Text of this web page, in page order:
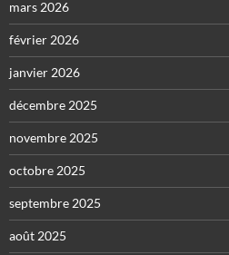
mars 2026
février 2026
janvier 2026
décembre 2025
novembre 2025
octobre 2025
septembre 2025
août 2025